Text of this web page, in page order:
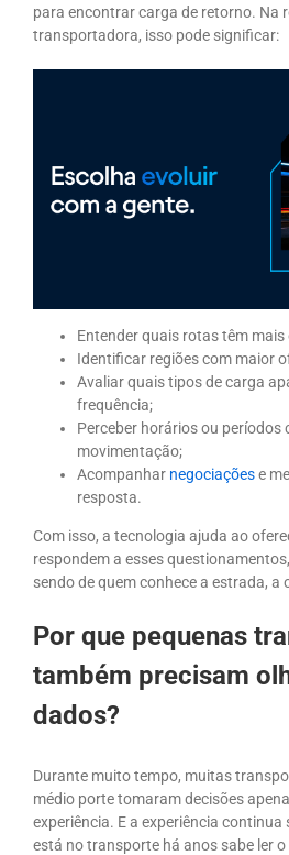
para encontrar carga de retorno. Na
transportadora, isso pode significar:
Entender quais rotas têm
Identificar regiões com maior
Avaliar quais tipos de carga
frequência;
Perceber horários ou períodos
movimentação;
Acompanhar negociaçõese
resposta.
Com isso, a tecnologia ajuda ao
respondem a esses
sendo de quem conhece a estrada, a
Por que pequenas
também precisam
dados?
Durante muito tempo, muitas
médio porte tomaram decisões
experiência. E a experiência
está no transporte há anos sabe ler